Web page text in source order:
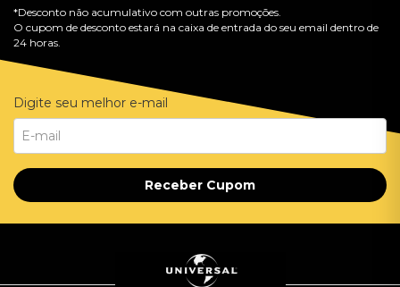
*Desconto não acumulativo com outras promoções.
O cupom de desconto estará na caixa de entrada do seu email dentro de
24 horas.
Digite seu melhor e-mail
Receber Cupom